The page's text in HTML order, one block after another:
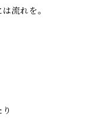
流れを。